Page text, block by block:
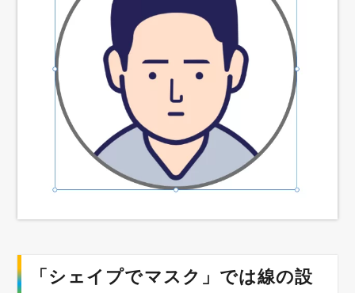
「シェイプでマスク」では線の設